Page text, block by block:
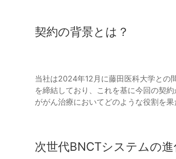
契約の背景とは？
当社は2024年12月に藤田医科大学との
を締結しており、これを基に今回の契
ががん治療においてどのような役割を
次世代BNCTシステムの